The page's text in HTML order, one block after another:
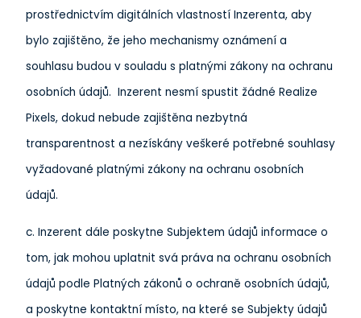
prostřednictvím digitálních vlastností Inzerenta, aby
bylo zajištěno, že jeho mechanismy oznámení a
souhlasu budou v souladu s platnými zákony na ochranu
osobních údajů. Inzerent nesmí spustit žádné Realize
Pixels, dokud nebude zajištěna nezbytná
transparentnost a nezískány veškeré potřebné souhlasy
vyžadované platnými zákony na ochranu osobních
údajů.
c. Inzerent dále poskytne Subjektem údajů informace o
tom, jak mohou uplatnit svá práva na ochranu osobních
údajů podle Platných zákonů o ochraně osobních údajů,
a poskytne kontaktní místo, na které se Subjekty údajů